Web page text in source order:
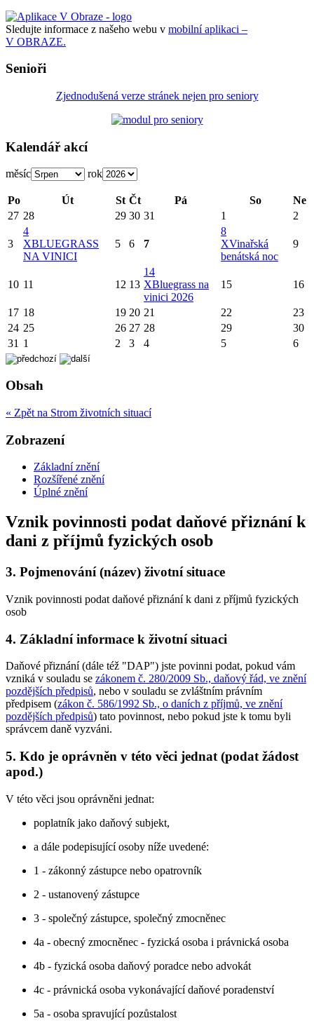
Sledujte informace z našeho webu v mobilní aplikaci –
V OBRAZE.
Senioři
Zjednodušená verze stránek nejen pro seniory
Kalendář akcí
měsíc rok
Po Út St Čt Pá So
Ne
27 28 29 30 31 1 2
3
4
XBLUEGRASS
NA VINICI
5 6 7
8
XVinařská
benátská noc
9
10 11 12 13
14
XBluegrass na
vinici 2026
15 16
17 18 19 20 21 22
23
24 25 26 27 28 29
30
31 1 2 3 4 5 6
Obsah
« Zpět na Strom životních situací
Zobrazení
Základní znění
Rozšířené znění
Úplné znění
Vznik povinnosti podat daňové přiznání k
dani z příjmů fyzických osob
3. Pojmenování (název) životní situace
Vznik povinnosti podat daňové přiznání k dani z příjmů fyzických
osob
4. Základní informace k životní situaci
Daňové přiznání (dále též "DAP") jste povinni podat, pokud vám
vzniká v souladu se zákonem č. 280/2009 Sb., daňový řád, ve znění
pozdějších předpisů, nebo v souladu se zvláštním právním
předpisem (zákon č. 586/1992 Sb., o daních z příjmů, ve znění
pozdějších předpisů) tato povinnost, nebo pokud jste k tomu byli
správcem daně vyzváni.
5. Kdo je oprávněn v této věci jednat (podat žádost
apod.)
V této věci jsou oprávněni jednat:
poplatník jako daňový subjekt,
a dále podepisující osoby níže uvedené:
1 - zákonný zástupce nebo opatrovník
2 - ustanovený zástupce
3 - společný zástupce, společný zmocněnec
4a - obecný zmocněnec - fyzická osoba i právnická osoba
4b - fyzická osoba daňový poradce nebo advokát
4c - právnická osoba vykonávající daňové poradenství
5a - osoba spravující pozůstalost